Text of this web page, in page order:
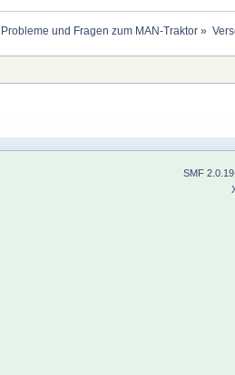
Probleme und Fragen zum MAN-Traktor »
SMF 2.0.19